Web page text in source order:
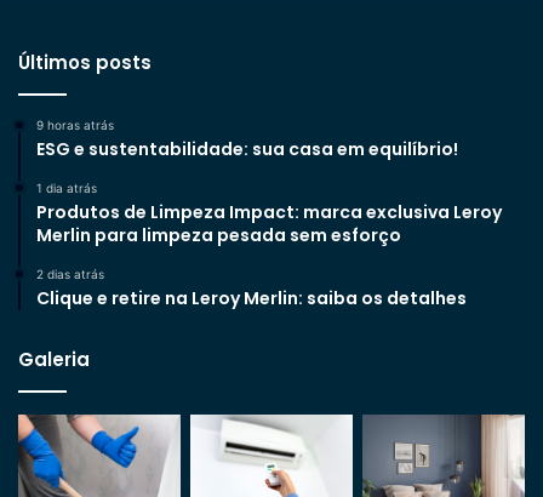
Últimos posts
9 horas atrás
ESG e sustentabilidade: sua casa em equilíbrio!
1 dia atrás
Produtos de Limpeza Impact: marca exclusiva Leroy
Merlin para limpeza pesada sem esforço
2 dias atrás
Clique e retire na Leroy Merlin: saiba os detalhes
Galeria